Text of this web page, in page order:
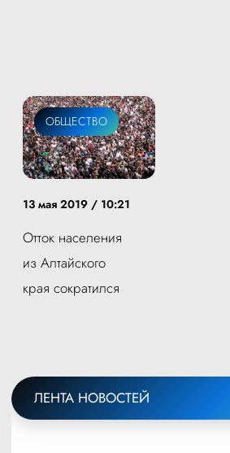
ОБЩЕСТВО
13 мая 2019 / 10:21
Отток населения
из Алтайского
края сократился
ЛЕНТА НОВОСТЕЙ